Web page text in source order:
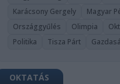
Karácsony Gergely
Magyar
Országgyűlés
Olimpia
Politika
Tisza Párt
OKTATÁS